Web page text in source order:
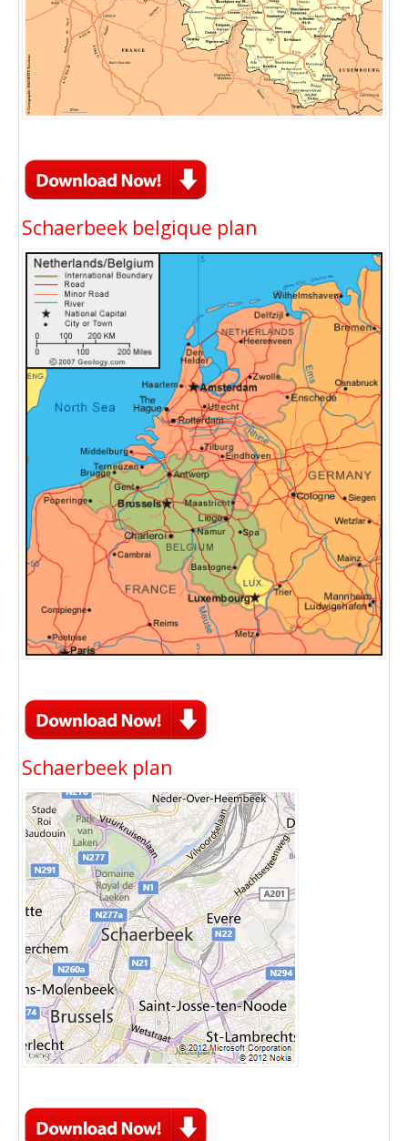
Schaerbeek belgique plan
Schaerbeek plan